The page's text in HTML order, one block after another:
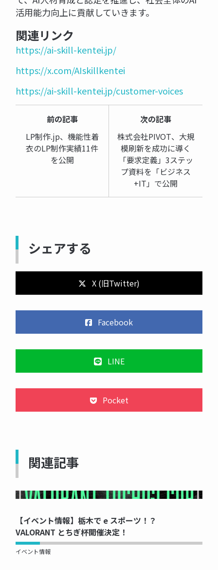
活用能力向上に貢献していきます。
関連リンク
https://ai-skill-kentei.jp/
https://x.com/AIskillkentei
https://ai-skill-kentei.jp/customer-voices
前の記事
LP制作.jp、機能性着
衣のLP制作実績11件
を公開
次の記事
株式会社PIVOT、大規
模刷新を成功に導く
「要求定義」3ステッ
プ資料を「ビジネス
+IT」で公開
シェアする
X (旧Twitter)
Facebook
LINE
Pocket
関連記事
NOW PRINTING...
【イベント情報】栃木で e スポーツ！？
VALORANT とちぎ杯開催決定！
イベント情報